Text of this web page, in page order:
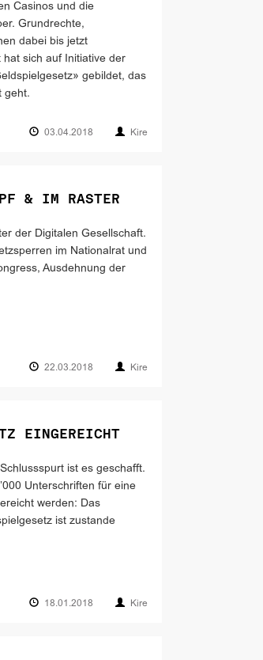
Casinos und die
Grundrechte,
dabei bis jetzt
hat sich auf Initiative der
gebildet, das
geht.
03.04.2018 Kire
& IM RASTER
der Digitalen Gesellschaft.
im Nationalrat und
Ausdehnung der
22.03.2018 Kire
EINGEREICHT
ist es geschafft.
Unterschriften für eine
werden: Das
ist zustande
18.01.2018 Kire